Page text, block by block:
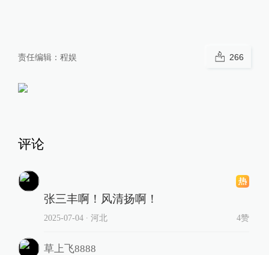
责任编辑： 程娱 266
评论
张三丰啊！风清扬啊！
2025-07-04∙ 河北 4赞
草上飞8888